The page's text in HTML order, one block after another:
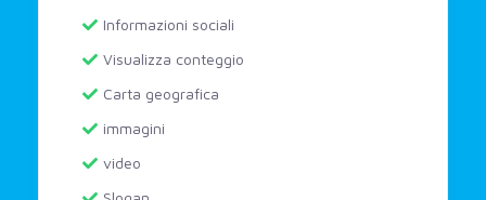
Informazioni sociali
Visualizza conteggio
Carta geografica
immagini
video